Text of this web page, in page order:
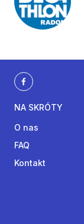
NA SKRÓTY
O nas
FAQ
Kontakt